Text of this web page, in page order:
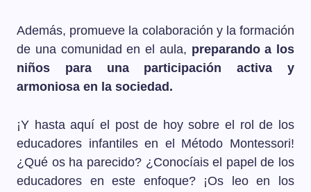
Además, promueve la colaboración y la formación
de una comunidad en el aula, preparando a los
niños para una participación activa y
armoniosa en la sociedad.
¡Y hasta aquí el post de hoy sobre el rol de los
educadores infantiles en el Método Montessori!
¿Qué os ha parecido? ¿Conocíais el papel de los
educadores en este enfoque? ¡Os leo en los